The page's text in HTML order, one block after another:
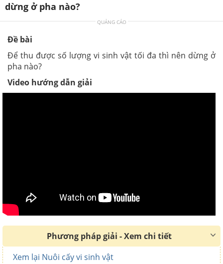
dừng ở pha nào?
QUẢNG CÁO
Đề bài
Để thu được số lượng vi sinh vật tối đa thì nên dừng ở
pha nào?
Video hướng dẫn giải
Phương pháp giải - Xem chi tiết
Xem lại Nuôi cấy vi sinh vật